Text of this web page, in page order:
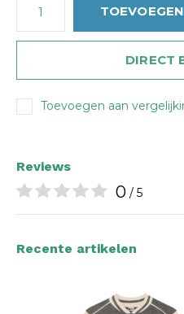
DIRECT
Toevoegen aan
Reviews
0 / 5
Recente artikelen